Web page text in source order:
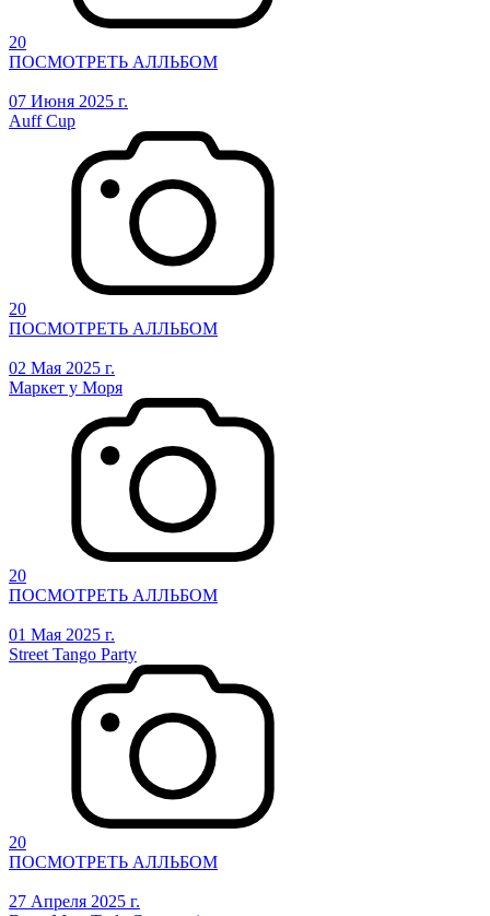
20
ПОСМОТРЕТЬ АЛЛЬБОМ
07 Июня 2025 г.
Auff Cup
20
ПОСМОТРЕТЬ АЛЛЬБОМ
02 Мая 2025 г.
Маркет у Моря
20
ПОСМОТРЕТЬ АЛЛЬБОМ
01 Мая 2025 г.
Street Tango Party
20
ПОСМОТРЕТЬ АЛЛЬБОМ
27 Апреля 2025 г.